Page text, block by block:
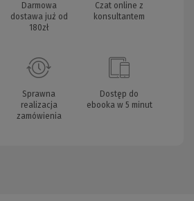
Darmowa
dostawa już od
180zł
Czat online z
konsultantem
Sprawna
realizacja
zamówienia
Dostęp do
ebooka w 5 minut